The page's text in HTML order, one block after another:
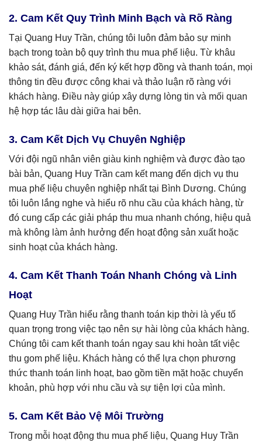
2. Cam Kết Quy Trình Minh Bạch và Rõ Ràng
Tại Quang Huy Trần, chúng tôi luôn đảm bảo sự minh
bạch trong toàn bộ quy trình thu mua phế liệu. Từ khâu
khảo sát, đánh giá, đến ký kết hợp đồng và thanh toán, mọi
thông tin đều được công khai và thảo luận rõ ràng với
khách hàng. Điều này giúp xây dựng lòng tin và mối quan
hệ hợp tác lâu dài giữa hai bên.
3. Cam Kết Dịch Vụ Chuyên Nghiệp
Với đội ngũ nhân viên giàu kinh nghiệm và được đào tạo
bài bản, Quang Huy Trần cam kết mang đến dịch vụ thu
mua phế liệu chuyên nghiệp nhất tại Bình Dương. Chúng
tôi luôn lắng nghe và hiểu rõ nhu cầu của khách hàng, từ
đó cung cấp các giải pháp thu mua nhanh chóng, hiệu quả
mà không làm ảnh hưởng đến hoạt động sản xuất hoặc
sinh hoạt của khách hàng.
4. Cam Kết Thanh Toán Nhanh Chóng và Linh
Hoạt
Quang Huy Trần hiểu rằng thanh toán kịp thời là yếu tố
quan trọng trong việc tạo nên sự hài lòng của khách hàng.
Chúng tôi cam kết thanh toán ngay sau khi hoàn tất việc
thu gom phế liệu. Khách hàng có thể lựa chọn phương
thức thanh toán linh hoạt, bao gồm tiền mặt hoặc chuyển
khoản, phù hợp với nhu cầu và sự tiện lợi của mình.
5. Cam Kết Bảo Vệ Môi Trường
Trong mỗi hoạt động thu mua phế liệu, Quang Huy Trần